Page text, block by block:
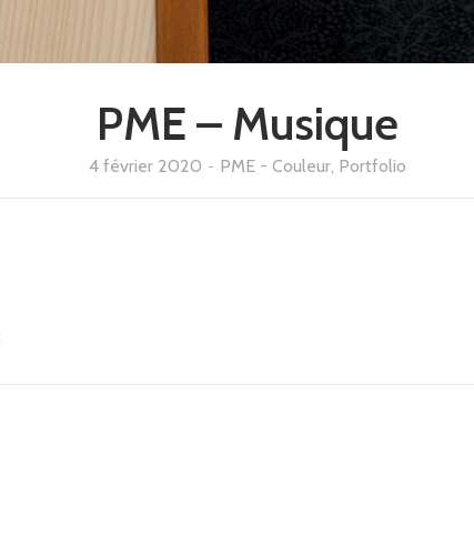
PME – Musique
4 février 2020 - PME - Couleur, Portfolio